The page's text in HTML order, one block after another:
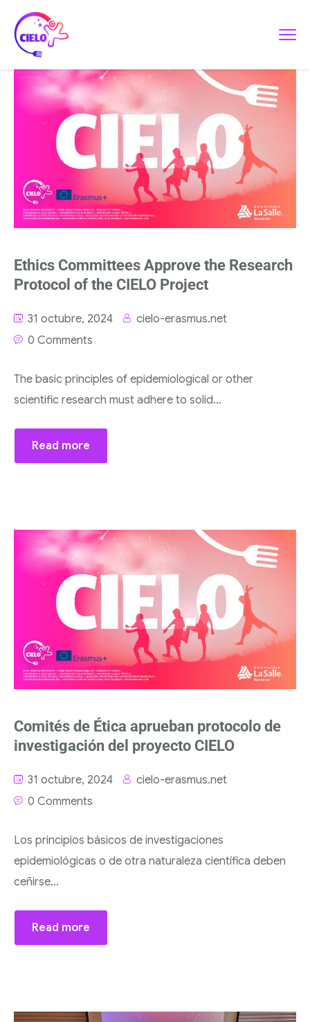
Ethics Committees Approve the Research
Protocol of the CIELO Project
31 octubre, 2024
cielo-erasmus.net
0 Comments
The basic principles of epidemiological or other
scientific research must adhere to solid...
Read more
Comités de Ética aprueban protocolo de
investigación del proyecto CIELO
31 octubre, 2024
cielo-erasmus.net
0 Comments
Los principios básicos de investigaciones
epidemiológicas o de otra naturaleza científica deben
ceñirse...
Read more